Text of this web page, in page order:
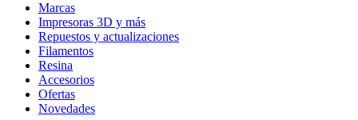
Marcas
Impresoras 3D y más
Repuestos y actualizaciones
Filamentos
Resina
Accesorios
Ofertas
Novedades